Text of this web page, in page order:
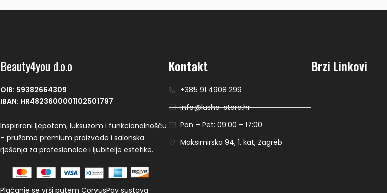
Beauty4you d.o.o
OIB: 59382664309
IBAN: HR4823600001102501797
Inspirirani ljepotom, luksuzom i funkcionalnošću
– pružamo premium proizvode i salonska
rješenja za profesionalce i ljubitelje estetike.
Plaćanje se vrši putem CorvusPay sustava
Kontakt
+385 91 4908 299
info@lusha-store.hr
Pon – Pet: 09:00 – 17:00
Maksimirska 94, 1. kat, Zagreb
Brzi Linkovi